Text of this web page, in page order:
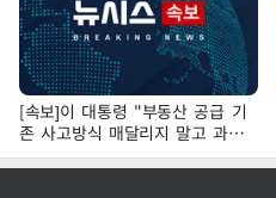
[속보]이 대통령 "부동산 공급 기
존 사고방식 매달리지 말고 과감
히 실천"